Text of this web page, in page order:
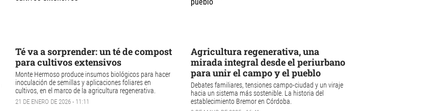
Té va a sorprender: un té de compost
para cultivos extensivos
Monte Hermoso produce insumos biológicos para hacer
inoculación de semillas y aplicaciones foliares en
cultivos, en el marco de la agricultura regenerativa.
21 DE ENERO DE 2026 - 11:11
Agricultura regenerativa, una
mirada integral desde el periurbano
para unir el campo y el pueblo
Debates familiares, tensiones campo-ciudad y un viraje
hacia un sistema más sostenible. La historia del
establecimiento Bremor en Córdoba.